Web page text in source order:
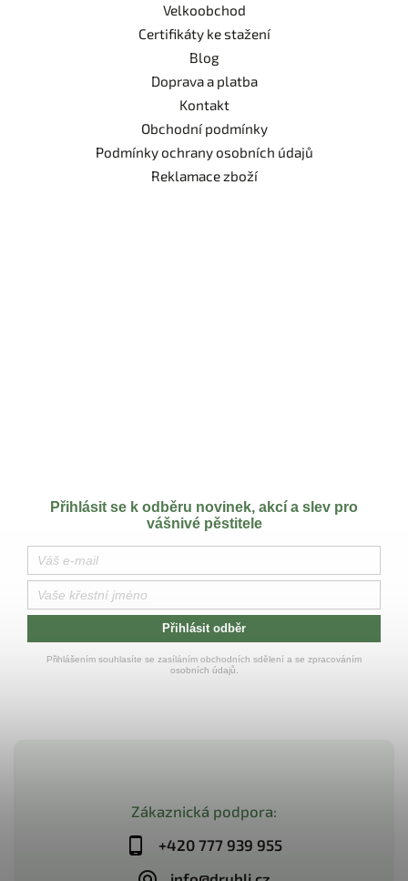
Zákaznická podpora:
+420 777 939 955
Velkoobchod
Certifikáty ke stažení
Blog
Doprava a platba
Kontakt
Obchodní podmínky
Podmínky ochrany osobních údajů
Reklamace zboží
Přihlásit se k odběru novinek, akcí a slev pro
vášnivé pěstitele
Přihlásit odběr
Přihlášením souhlasíte se zasíláním obchodních sdělení a se zpracováním
osobních údajů.